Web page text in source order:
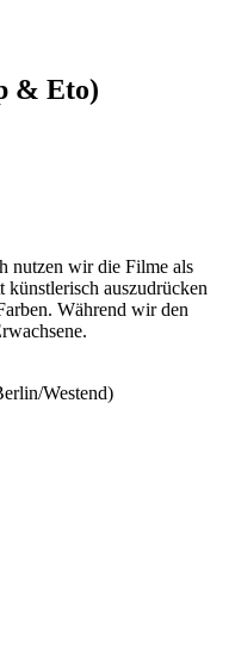
& Eto)
nutzen wir die Filme als
auszudrücken
Während wir den
Westend)